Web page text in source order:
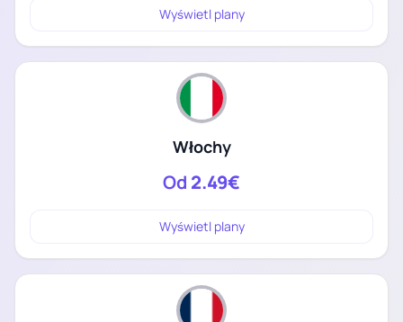
Wyświetl plany
Włochy
Od 2.49€
Wyświetl plany